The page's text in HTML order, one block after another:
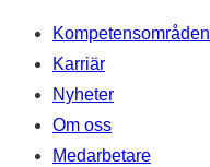
Kompetensområden
Karriär
Nyheter
Om oss
Medarbetare